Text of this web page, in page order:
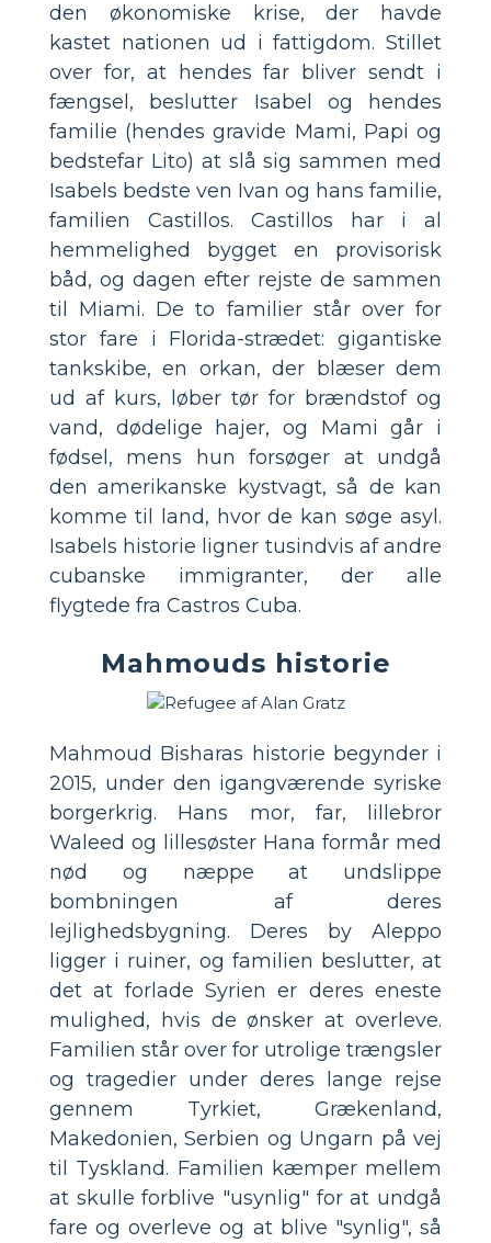
den økonomiske krise, der havde
kastet nationen ud i fattigdom. Stillet
over for, at hendes far bliver sendt i
fængsel, beslutter Isabel og hendes
familie (hendes gravide Mami, Papi og
bedstefar Lito) at slå sig sammen med
Isabels bedste ven Ivan og hans familie,
familien Castillos. Castillos har i al
hemmelighed bygget en provisorisk
båd, og dagen efter rejste de sammen
til Miami. De to familier står over for
stor fare i Florida-strædet: gigantiske
tankskibe, en orkan, der blæser dem
ud af kurs, løber tør for brændstof og
vand, dødelige hajer, og Mami går i
fødsel, mens hun forsøger at undgå
den amerikanske kystvagt, så de kan
komme til land, hvor de kan søge asyl.
Isabels historie ligner tusindvis af andre
cubanske immigranter, der alle
flygtede fra Castros Cuba.
Mahmouds historie
Mahmoud Bisharas historie begynder i
2015, under den igangværende syriske
borgerkrig. Hans mor, far, lillebror
Waleed og lillesøster Hana formår med
nød og næppe at undslippe
bombningen af deres
lejlighedsbygning. Deres by Aleppo
ligger i ruiner, og familien beslutter, at
det at forlade Syrien er deres eneste
mulighed, hvis de ønsker at overleve.
Familien står over for utrolige trængsler
og tragedier under deres lange rejse
gennem Tyrkiet, Grækenland,
Makedonien, Serbien og Ungarn på vej
til Tyskland. Familien kæmper mellem
at skulle forblive "usynlig" for at undgå
fare og overleve og at blive "synlig", så